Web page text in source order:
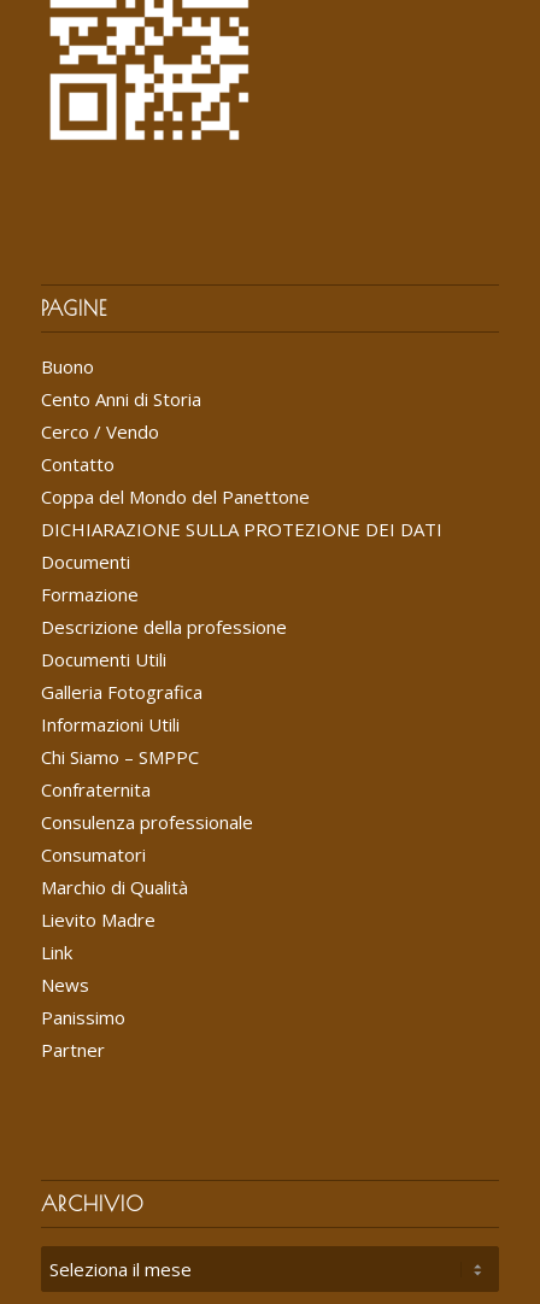
PAGINE
Buono
Cento Anni di Storia
Cerco / Vendo
Contatto
Coppa del Mondo del Panettone
DICHIARAZIONE SULLA PROTEZIONE DEI DATI
Documenti
Formazione
Descrizione della professione
Documenti Utili
Galleria Fotografica
Informazioni Utili
Chi Siamo – SMPPC
Confraternita
Consulenza professionale
Consumatori
Marchio di Qualità
Lievito Madre
Link
News
Panissimo
Partner
ARCHIVIO